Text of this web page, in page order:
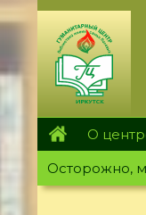
Перейти
к
основному
содержанию
О
Осторожно,